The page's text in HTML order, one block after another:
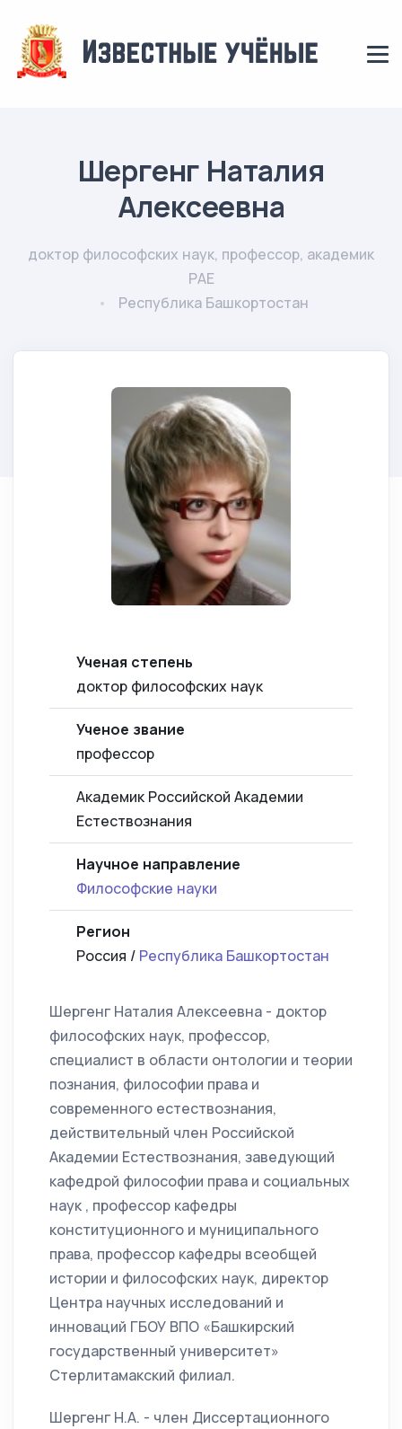
Шергенг Наталия
Алексеевна
доктор философских наук, профессор, академик
РАЕ
Республика Башкортостан
Ученая степень
доктор философских наук
Ученое звание
профессор
Академик Российской Академии
Естествознания
Научное направление
Философские науки
Регион
Россия / Республика Башкортостан
Шергенг Наталия Алексеевна - доктор
философских наук, профессор,
специалист в области онтологии и теории
познания, философии права и
современного естествознания,
действительный член Российской
Академии Естествознания, заведующий
кафедрой философии права и социальных
наук , профессор кафедры
конституционного и муниципального
права, профессор кафедры всеобщей
истории и философских наук, директор
Центра научных исследований и
инноваций ГБОУ ВПО «Башкирский
государственный университет»
Стерлитамакский филиал.
Шергенг Н.А. - член Диссертационного